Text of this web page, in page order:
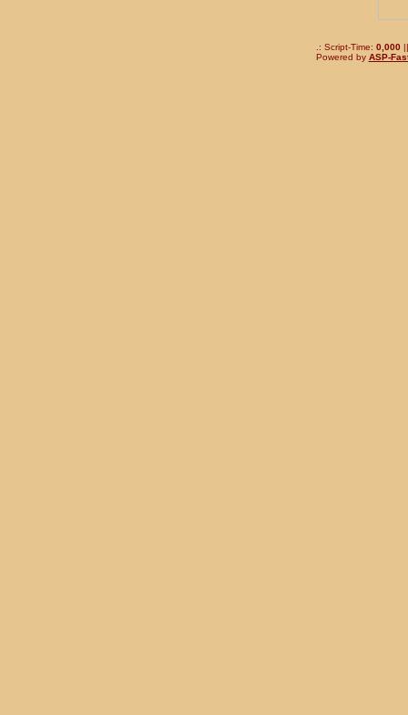
.: Script-Time: 0,000||
Powered by ASP-